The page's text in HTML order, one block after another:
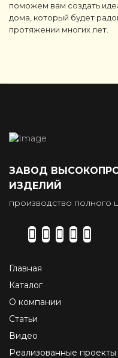
поможем вам создать
дома, который будет
протяжении многих лет.
ЗАВОД
ИЗДЕЛИЙ
производство полного
Главная
Каталог
О компании
Статьи
Видео
Реализованные проекты